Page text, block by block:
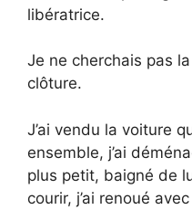
libératrice.
Je ne cherchais pas
clôture.
J’ai vendu la voiture
ensemble, j’ai
plus petit, baigné de
courir, j’ai renoué